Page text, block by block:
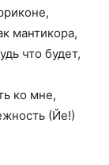
мантикора,
что будет,
ко мне,
(Йе!)